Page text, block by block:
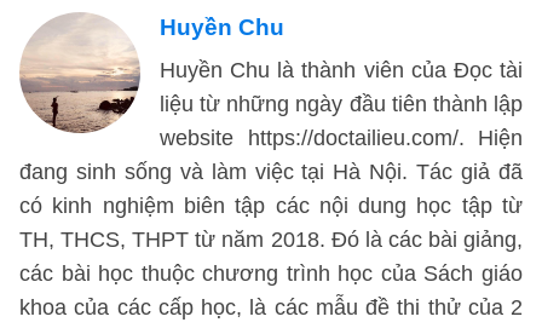
Huyền Chu
Huyền Chu là thành viên của Đọc tài
liệu từ những ngày đầu tiên thành lập
website https://doctailieu.com/. Hiện
đang sinh sống và làm việc tại Hà Nội. Tác giả đã
có kinh nghiệm biên tập các nội dung học tập từ
TH, THCS, THPT từ năm 2018. Đó là các bài giảng,
các bài học thuộc chương trình học của Sách giáo
khoa của các cấp học, là các mẫu đề thi thử của 2